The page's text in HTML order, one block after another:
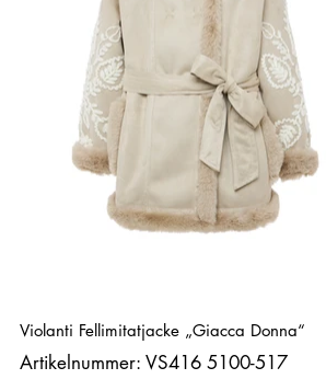
Violanti Fellimitatjacke „Giacca Donna“
Artikelnummer: Artikelnummer:
VS416
VS416 5100-517